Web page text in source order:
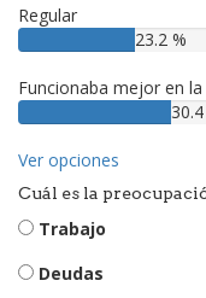
Regular
23.2 %
Funcionaba mejor en
Ver opciones
Cuál es la
Trabajo
Deudas